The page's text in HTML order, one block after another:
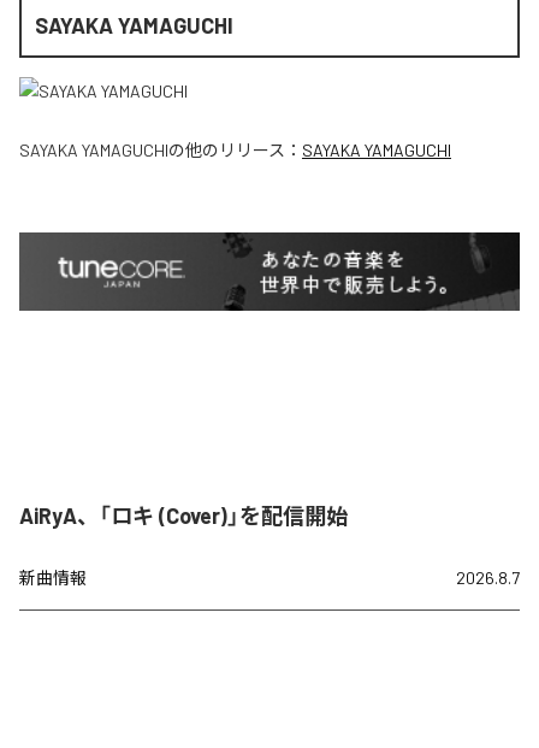
SAYAKA YAMAGUCHI
SAYAKA YAMAGUCHIの他のリリース： SAYAKA YAMAGUCHI
AiRyA、「ロキ (Cover)」を配信開始
新曲情報 2026.8.7